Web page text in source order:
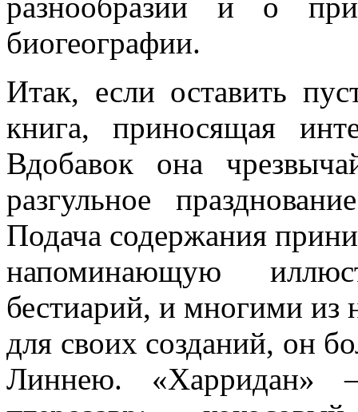
биогеографии.
Итак, если оставить
книга, приносящая
Вдобавок она
разгульное
Подача содержания
напоминающую
бестиарий, и многими
для своих созданий, он
Линнею. «Харридан»